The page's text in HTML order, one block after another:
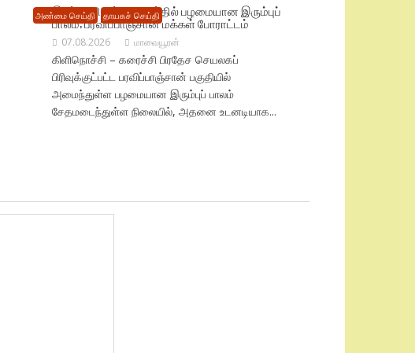
அண்மை செய்தி தாயகச் செய்தி
இடிந்து விழும் அபாயத்தில் பழமையான இரும்புப்
பாலம்; பரவிப்பாஞ்சான் மக்கள் போராட்டம்
07.08.2026 மாவையூரன்
கிளிநொச்சி – கரைச்சி பிரதேச செயலகப்
பிரிவுக்குட்பட்ட பரவிப்பாஞ்சான் பகுதியில்
அமைந்துள்ள பழமையான இரும்புப் பாலம்
சேதமடைந்துள்ள நிலையில், அதனை உடனடியாக...